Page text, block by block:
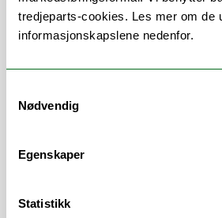
tredjeparts-cookies. Les mer om de
informasjonskapslene nedenfor.
Nødvendig
Egenskaper
Statistikk
ansettelsesutvalg ved UiT.
vitenskapelige stillinger,
Mortensen, Guri Karlstøm,
Jeg tilhører arbeidsgruppen
med: Sissel Tjosaas, Hilde